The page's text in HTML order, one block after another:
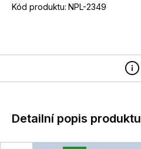
Kód produktu: NPL-2349
Detailní popis produktu